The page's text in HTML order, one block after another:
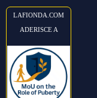
LAFIONDA.COM
ADERISCE A